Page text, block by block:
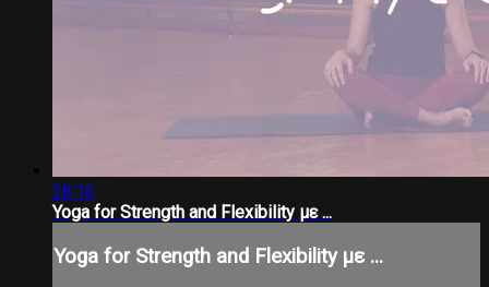
28:16
Yoga for Strength and Flexibility με ...
Yoga for Strength and Flexibility με ...